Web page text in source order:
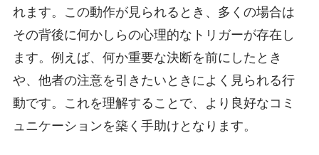
れます。この動作が見られるとき、多くの場合は
その背後に何かしらの心理的なトリガーが存在し
ます。例えば、何か重要な決断を前にしたとき
や、他者の注意を引きたいときによく見られる行
動です。これを理解することで、より良好なコミ
ュニケーションを築く手助けとなります。